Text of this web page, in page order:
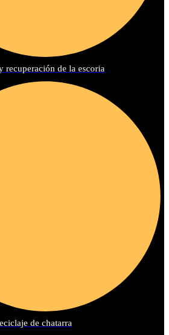
recuperación de la escoria
de chatarra